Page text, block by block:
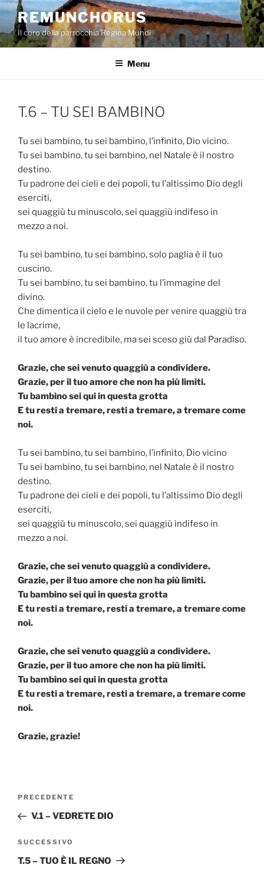
Salta
contenuto
REMUNCHORUS
Il coro della parrocchia Regina Mundi
Menu
T.6 – TU SEI BAMBINO
Tu sei bambino, tu sei bambino, l’infinito, Dio vicino.
Tu sei bambino, tu sei bambino, nel Natale è il nostro
destino.
Tu padrone dei cieli e dei popoli, tu l’altissimo Dio degli
eserciti,
sei quaggiù tu minuscolo, sei quaggiù indifeso in
mezzo a noi.
Tu sei bambino, tu sei bambino, solo paglia è il tuo
cuscino.
Tu sei bambino, tu sei bambino, tu l’immagine del
divino.
Che dimentica il cielo e le nuvole per venire quaggiù tra
le lacrime,
il tuo amore è incredibile, ma sei sceso giù dal Paradiso.
Grazie, che sei venuto quaggiù a condividere.
Grazie, per il tuo amore che non ha più limiti.
Tu bambino sei qui in questa grotta
E tu resti a tremare, resti a tremare, a tremare come
noi.
Tu sei bambino, tu sei bambino, l’infinito, Dio vicino
Tu sei bambino, tu sei bambino, nel Natale è il nostro
destino.
Tu padrone dei cieli e dei popoli, tu l’altissimo Dio degli
eserciti,
sei quaggiù tu minuscolo, sei quaggiù indifeso in
mezzo a noi.
Grazie, che sei venuto quaggiù a condividere.
Grazie, per il tuo amore che non ha più limiti.
Tu bambino sei qui in questa grotta
E tu resti a tremare, resti a tremare, a tremare come
noi.
Grazie, che sei venuto quaggiù a condividere.
Grazie, per il tuo amore che non ha più limiti.
Tu bambino sei qui in questa grotta
E tu resti a tremare, resti a tremare, a tremare come
noi.
Grazie, grazie!
Navigazione
Articolo
precedente:
PRECEDENTE
V.1 – VEDRETE DIO
Articolo
successivo
SUCCESSIVO
T.5 – TUO È IL REGNO